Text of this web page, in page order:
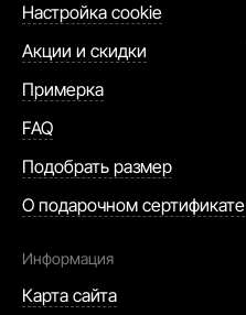
Настройка cookie
Акции и скидки
Примерка
FAQ
Подобрать размер
О подарочном сертификате
Информация
Карта сайта